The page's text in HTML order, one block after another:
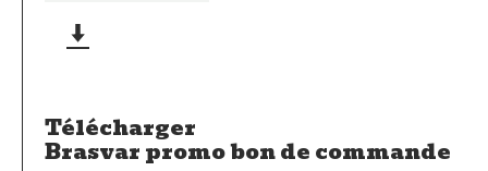
Télécharger
Brasvar promo bon de commande